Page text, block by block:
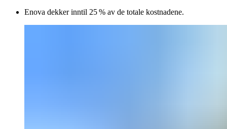
Enova dekker inntil 25 % av de totale kostnadene.